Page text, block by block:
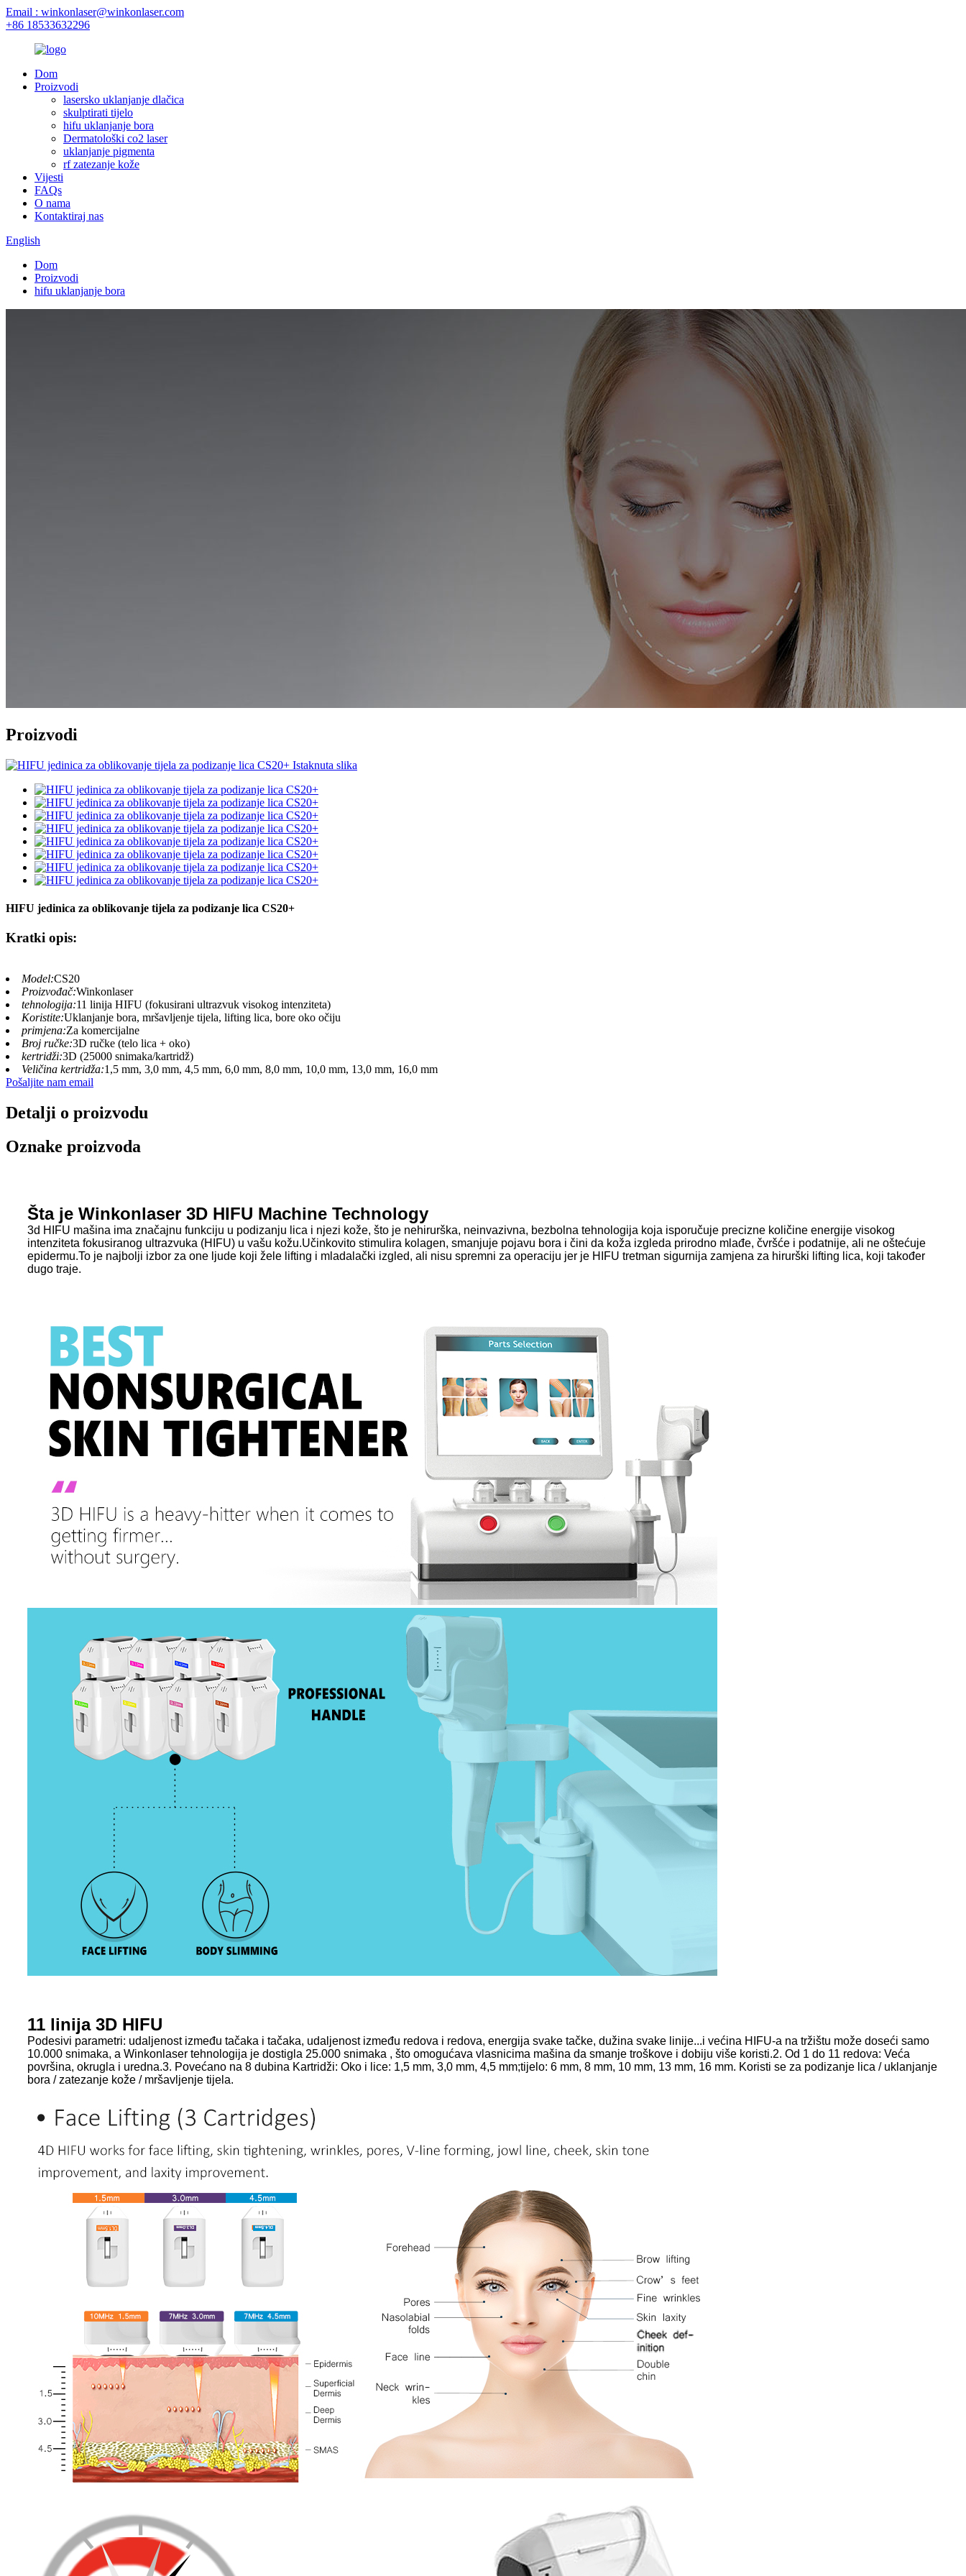
Email : winkonlaser@winkonlaser.com
+86 18533632296
Dom
Proizvodi
lasersko uklanjanje dlačica
skulptirati tijelo
hifu uklanjanje bora
Dermatološki co2 laser
uklanjanje pigmenta
rf zatezanje kože
Vijesti
FAQs
O nama
Kontaktiraj nas
English
Dom
Proizvodi
hifu uklanjanje bora
Proizvodi
HIFU jedinica za oblikovanje tijela za podizanje lica CS20+
Kratki opis:
Model:CS20
Proizvođač:Winkonlaser
tehnologija:11 linija HIFU (fokusirani ultrazvuk visokog intenziteta)
Koristite:Uklanjanje bora, mršavljenje tijela, lifting lica, bore oko očiju
primjena:Za komercijalne
Broj ručke:3D ručke (telo lica + oko)
kertridži:3D (25000 snimaka/kartridž)
Veličina kertridža:1,5 mm, 3,0 mm, 4,5 mm, 6,0 mm, 8,0 mm, 10,0 mm, 13,0 mm, 16,0 mm
Pošaljite nam email
Detalji o proizvodu
Oznake proizvoda
Šta je Winkonlaser 3D HIFU Machine Technology
3d HIFU mašina ima značajnu funkciju u podizanju lica i njezi kože, što je nehirurška, neinvazivna, bezbolna tehnologija koja isporučuje precizne količine energije visokog
intenziteta fokusiranog ultrazvuka (HIFU) u vašu kožu.Učinkovito stimulira kolagen, smanjuje pojavu bora i čini da koža izgleda prirodno mlađe, čvršće i podatnije, ali ne oštećuje
epidermu.To je najbolji izbor za one ljude koji žele lifting i mladalački izgled, ali nisu spremni za operaciju jer je HIFU tretman sigurnija zamjena za hirurški lifting lica, koji također
dugo traje.
11 linija 3D HIFU
Podesivi parametri: udaljenost između tačaka i tačaka, udaljenost između redova i redova, energija svake tačke, dužina svake linije...i većina HIFU-a na tržištu može doseći samo
10.000 snimaka, a Winkonlaser tehnologija je dostigla 25.000 snimaka , što omogućava vlasnicima mašina da smanje troškove i dobiju više koristi.2. Od 1 do 11 redova: Veća
površina, okrugla i uredna.3. Povećano na 8 dubina Kartridži: Oko i lice: 1,5 mm, 3,0 mm, 4,5 mm;tijelo: 6 mm, 8 mm, 10 mm, 13 mm, 16 mm. Koristi se za podizanje lica / uklanjanje
bora / zatezanje kože / mršavljenje tijela.